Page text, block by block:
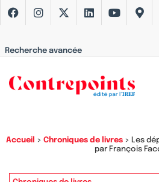
Recherche avancée
Accueil > Chroniques de livres> Les
par François